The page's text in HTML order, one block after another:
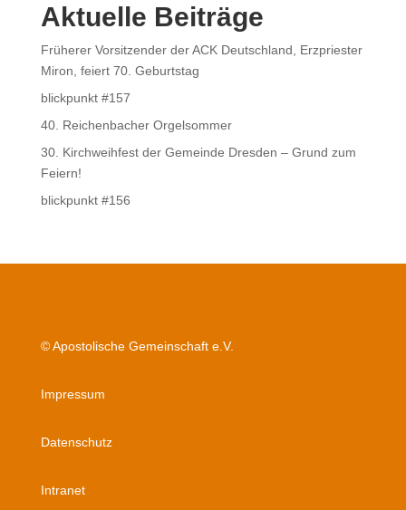
Aktuelle Beiträge
Früherer Vorsitzender der ACK Deutschland, Erzpriester
Miron, feiert 70. Geburtstag
blickpunkt #157
40. Reichenbacher Orgelsommer
30. Kirchweihfest der Gemeinde Dresden – Grund zum
Feiern!
blickpunkt #156
© Apostolische Gemeinschaft e.V.
Impressum
Datenschutz
Intranet